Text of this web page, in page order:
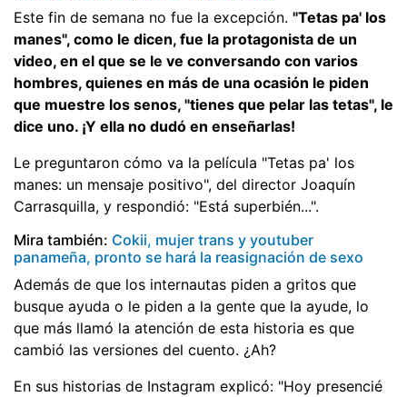
Este fin de semana no fue la excepción. "Tetas pa' los
manes", como le dicen, fue la protagonista de un
video, en el que se le ve conversando con varios
hombres, quienes en más de una ocasión le piden
que muestre los senos, "tienes que pelar las tetas", le
dice uno. ¡Y ella no dudó en enseñarlas!
Le preguntaron cómo va la película "Tetas pa' los
manes: un mensaje positivo", del director Joaquín
Carrasquilla, y respondió: "Está superbién...".
Mira también: Cokii, mujer trans y youtuber
panameña, pronto se hará la reasignación de sexo
Además de que los internautas piden a gritos que
busque ayuda o le piden a la gente que la ayude, lo
que más llamó la atención de esta historia es que
cambió las versiones del cuento. ¿Ah?
En sus historias de Instagram explicó: "Hoy presencié